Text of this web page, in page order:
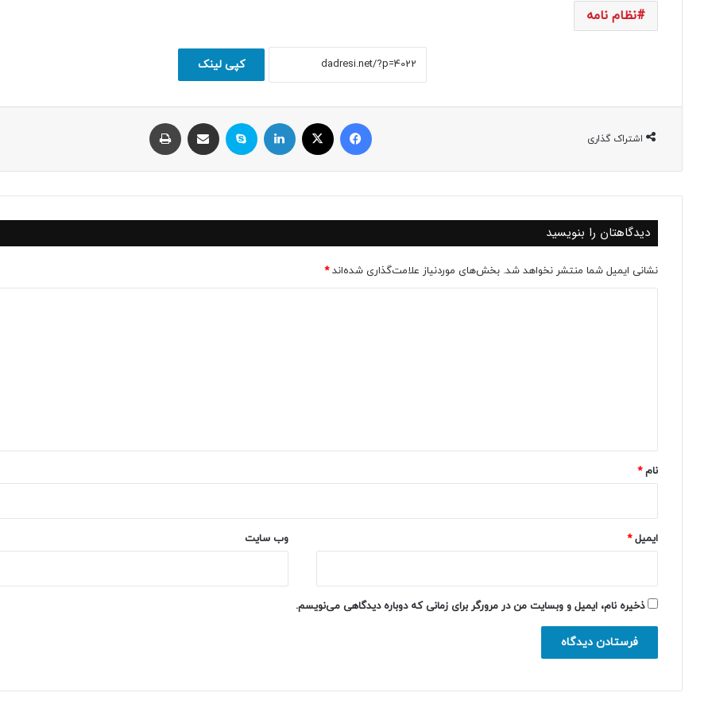
نظام نامه
کپی لینک
اشتراک گذاری
فیسبوک ایکس لینکداین اسکایپ اشتراک با ایمیل
دیدگاهتان را بنویسید
نشانی ایمیل شما منتشر نخواهد شد. بخش‌های موردنیاز علامت‌گذاری شده‌اند*
نام*
ایمیل* وب‌ سایت
ذخیره نام، ایمیل و وبسایت من در مرورگر برای زمانی که دوباره دیدگاهی می‌نویسم.